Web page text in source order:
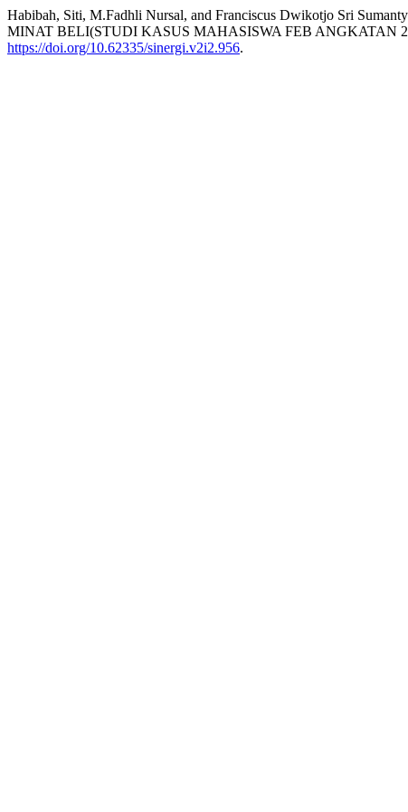
Habibah, Siti, M.Fadhli Nursal, and Franciscus Dwikotjo Sri
MINAT BELI(STUDI KASUS MAHASISWA FEB
https://doi.org/10.62335/sinergi.v2i2.956.